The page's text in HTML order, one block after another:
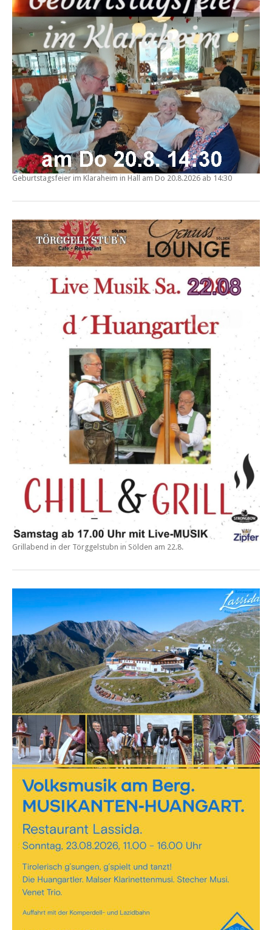
Geburtstagsfeier im Klaraheim in Hall am Do 20.8.2026 ab 14:30
Grillabend in der Törggelstubn in Sölden am 22.8.